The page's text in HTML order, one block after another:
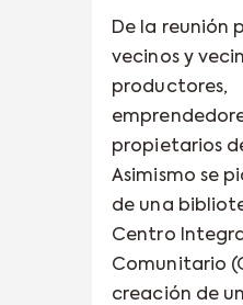
De la reunión
vecinos y
productores,
propietarios
Asimismo se
de una
Centro
Comunitario
creación de